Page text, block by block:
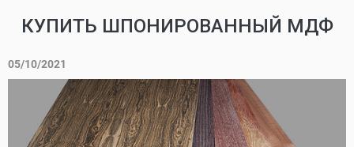
КУПИТЬ ШПОНИРОВАННЫЙ МДФ
05/10/2021